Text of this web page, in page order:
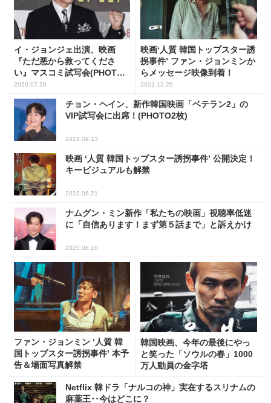
イ・ジョンジェ出演、映画
『ただ悪から救ってくださ
い』マスコミ試写会(PHOTO
11枚)
2020.07.29
映画‘人質 韓国トップスター誘
拐事件’ ファン・ジョンミンか
らメッセージ映像到着！
2022.12.26
チョン・ヘイン、新作韓国映画「ベテラン2」の
VIP試写会に出席！(PHOTO2枚)
2024.09.13
映画 ‘人質 韓国トップスター誘拐事件’ 公開決定！
キービジュアルも解禁
2022.06.21
ナムグン・ミン新作「私たちの映画」視聴率低迷
に「自信あります！まず第５話まで」と訴えかけ
2025.06.16
ファン・ジョンミン ‘人質 韓
国トップスター誘拐事件’ 本予
告＆場面写真解禁
韓国映画、今年の最後にやっ
と笑った「ソウルの春」1000
万人動員の金字塔
Netflix 韓ドラ「ナルコの神」実在するスリナムの
麻薬王‥今はどこに？